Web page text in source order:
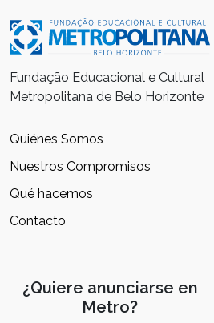
Fundação Educacional e Cultural
Metropolitana de Belo Horizonte
Quiénes Somos
Nuestros Compromisos
Qué hacemos
Contacto
¿Quiere anunciarse en
Metro?